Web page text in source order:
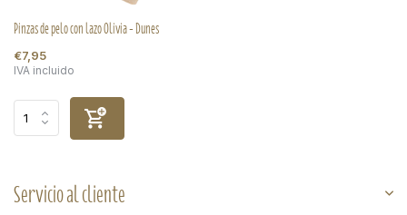
Pinzas de pelo con lazo Olivia - Dunes
€7,95
IVA incluido
Servicio al cliente